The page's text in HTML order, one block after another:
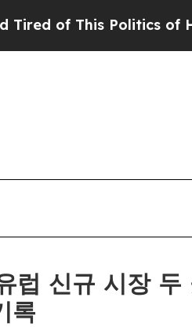
Politics of Hatred”
신규 시장 두
록